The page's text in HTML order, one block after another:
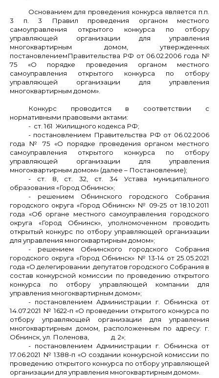
Основанием для проведения конкурса является п.п.
3 п. 3 Правил проведения органом местного
самоуправления открытого конкурса по отбору
управляющей организации для управления
многоквартирным домом, утвержденных
постановлениемПравительства РФ от 06.02.2006 года №
75 «О порядке проведения органом местного
самоуправления открытого конкурса по отбору
управляющей организации для управления
многоквартирным домом».
Конкурс проводится в соответствии с
нормативными правовыми актами:
- ст. 161 Жилищного кодекса РФ;
- постановлением Правительства РФ от 06.02.2006
года № 75 «О порядке проведения органом местного
самоуправления открытого конкурса по отбору
управляющей организации для управления
многоквартирным домом» (далее – Постановление);
- ст. 8, ст. 32, ст. 34 Устава муниципального
образования «Город Обнинск»;
- решением Обнинского городского Собрания
городского округа «Город Обнинск» № 09-25 от 18.10.2011
года «Об органе местного самоуправления городского
округа «Город Обнинск», уполномоченном проводить
открытый конкурс по отбору управляющей организации
для управления многоквартирным домом»;
- решением Обнинского городского Собрания
городского округа «Город Обнинск» № 13-14 от 25.05.2021
года «О делегировании депутатов городского Собрания в
состав конкурсной комиссии по проведению открытого
конкурса по отбору управляющей компании для
управления многоквартирным домом»;
- постановлением Администрации г. Обнинска от
14.07.2021 № 1622-п «О проведении открытого конкурса по
отбору управляющей организации для управления
многоквартирным домом, расположенным по адресу: г.
Обнинск,ул. Поленова, д. 2»;
- постановлением Администрации г. Обнинска от
17.06.2021 № 1388-п «О создании конкурсной комиссии по
проведению открытого конкурса по отбору управляющей
организации для управления многоквартирным домом».